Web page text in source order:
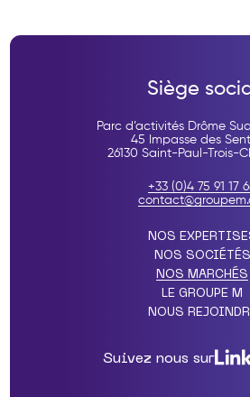
Siège
Parc d’activités Drôme
45 Impasse des
26130 Saint-Paul-Trois-
+33 (0)4 75 91 17
NOS
NOS SOCIÉTÉS
NOS MARCHÉS
LE GROUPE M
NOUS
Suivez nous sur